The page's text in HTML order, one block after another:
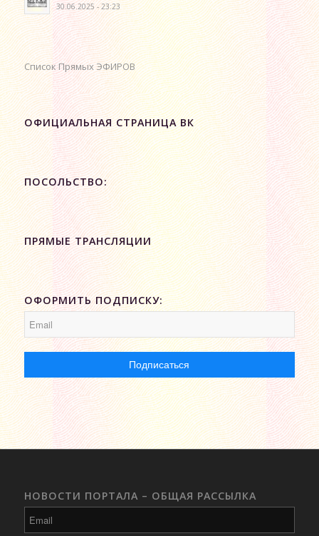
30.06.2025 - 23:23
Список Прямых ЭФИРОВ
ОФИЦИАЛЬНАЯ СТРАНИЦА ВК
ПОСОЛЬСТВО:
ПРЯМЫЕ ТРАНСЛЯЦИИ
ОФОРМИТЬ ПОДПИСКУ:
НОВОСТИ ПОРТАЛА – ОБЩАЯ РАССЫЛКА